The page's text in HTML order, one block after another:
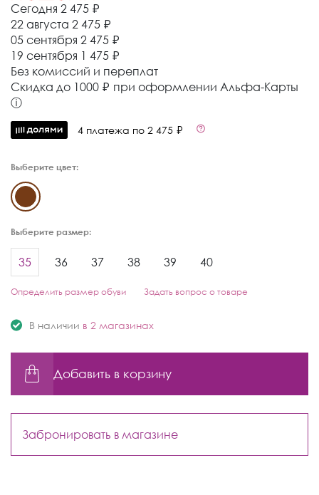
Сегодня 2 475 ₽
22 августа 2 475 ₽
05 сентября 2 475 ₽
19 сентября 1 475 ₽
Без комиссий и переплат
Cкидка до 1000 ₽ при оформлении Альфа-Карты
ⓘ
4 платежа по 2 475 ₽
Выберите цвет:
Выберите размер:
35 36 37 38 39 40
Определить размер обуви Задать вопрос о товаре
В наличии в 2 магазинах
Добавить в корзину
Забронировать в магазине